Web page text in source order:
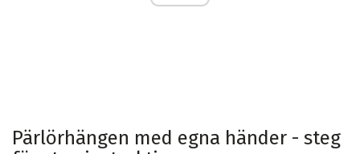
Pärlörhängen med egna händer - steg